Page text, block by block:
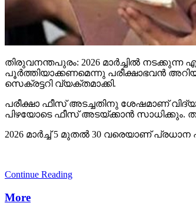
തിരുവനന്തപുരം: 2026 മാര്‍ച്ചില്‍
പൂര്‍ത്തിയാക്കണമെന്നു പരീക്ഷാഭവന്‍
സെക്രട്ടറി വ്യക്തമാക്കി.
പരീക്ഷാ ഫീസ് അടച്ചതിനു ശേഷമാണ്
പിഴയോടെ ഫീസ് അടയ്ക്കാന്‍ സാധിക്കും.
2026 മാര്‍ച്ച് 5 മുതല്‍ 30 വരെയാണ്
Continue Reading
More